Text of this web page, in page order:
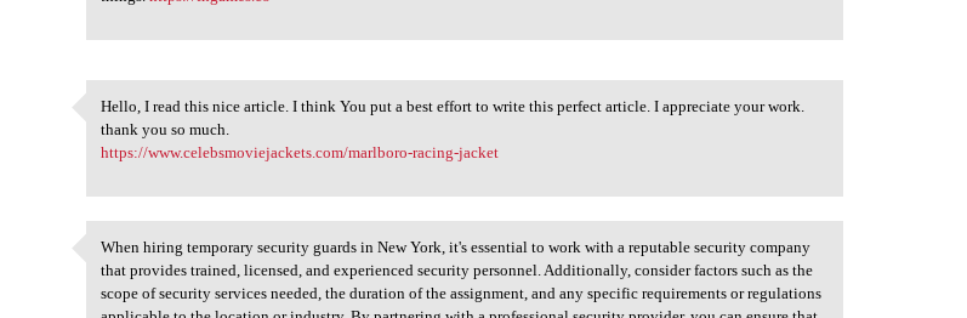
Hello, I read this nice
Hello, I read this nice article. I think You put a best effort to write this perfect article. I appreciate your work.
thank you so much.
https://www.celebsmoviejackets.com/marlboro-racing-jacket
When hiring temporary
When hiring temporary security guards in New York, it's essential to work with a reputable security company
that provides trained, licensed, and experienced security personnel. Additionally, consider factors such as the
scope of security services needed, the duration of the assignment, and any specific requirements or regulations